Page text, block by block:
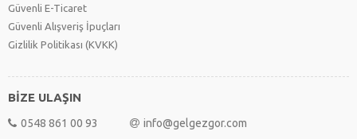
Güvenli E-Ticaret
Güvenli Alışveriş İpuçları
Gizlilik Politikası (KVKK)
BİZE ULAŞIN
0548 861 00 93 info@gelgezgor.com